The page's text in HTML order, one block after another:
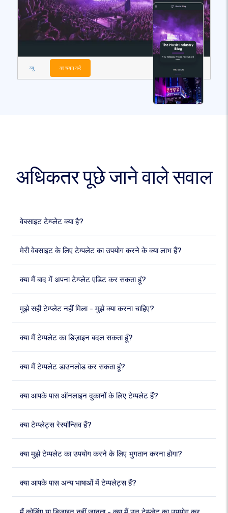
व्यू का चयन करें
अधिकतर पूछे जाने वाले सवाल
वेबसाइट टेम्प्लेट क्या है?
मेरी वेबसाइट के लिए टेम्पलेट का उपयोग करने के क्या लाभ हैं?
क्या मैं बाद में अपना टेम्प्लेट एडिट कर सकता हूं?
मुझे सही टेम्प्लेट नहीं मिला - मुझे क्या करना चाहिए?
क्या मैं टेम्पलेट का डिज़ाइन बदल सकता हूँ?
क्या मैं टेम्पलेट डाउनलोड कर सकता हूं?
क्या आपके पास ऑनलाइन दुकानों के लिए टेम्पलेट हैं?
क्या टेम्प्लेट्स रेस्पॉन्सिव हैं?
क्या मुझे टेम्पलेट का उपयोग करने के लिए भुगतान करना होगा?
क्या आपके पास अन्य भाषाओं में टेम्पलेट्स हैं?